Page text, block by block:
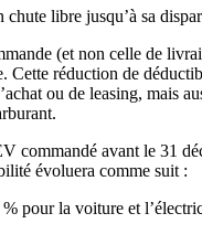
libre jusqu’à sa
(et non celle de
Cette réduction de
ou de leasing, mais
.
commandé avant le 31
évoluera comme suit :
pour la voiture et